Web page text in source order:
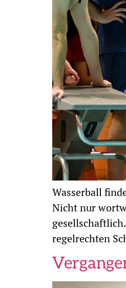
Wasserball
Nicht nur
regelrechten